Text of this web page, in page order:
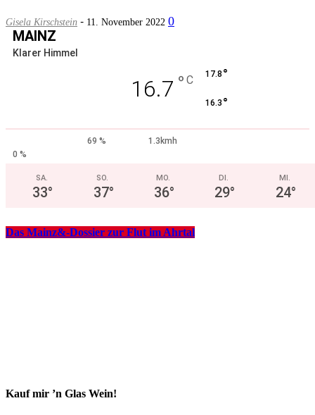
Gisela Kirschstein - 11. November 2022 0
MAINZ
Klarer Himmel
16.7 ° C 17.8 °
16.3 °
69 %
1.3kmh
0 %
SA.
33°
SO.
37°
MO.
36°
DI.
29°
MI.
24°
Das Mainz&-Dossier zur Flut im Ahrtal
Kauf mir ’n Glas Wein!